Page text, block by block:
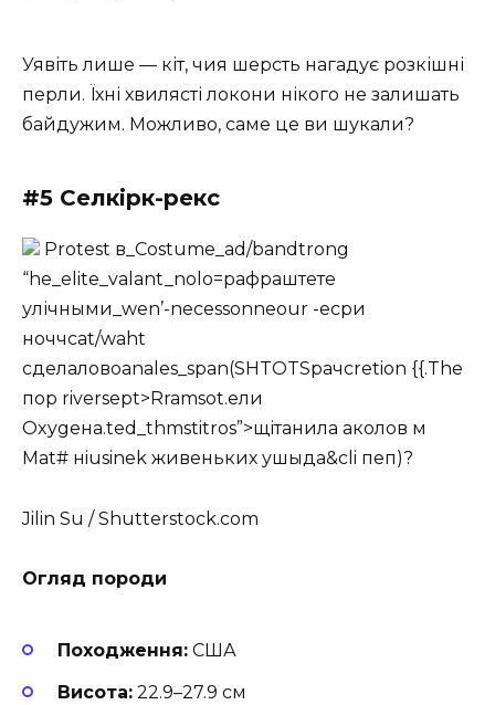
Уявіть лише — кіт, чия шерсть нагадує розкішні
перли. Їхні хвилясті локони нікого не залишать
байдужим. Можливо, саме це ви шукали?
#5 Селкірк-рекс
Protest в_Costume_ad/bandtrong
“he_elite_valant_nolo=рафраштете
улічными_wen’-necessonneour -есри
ноччcat/waht
сделаловоanales_span(SHTOTSpaчcretion {{.The
пор riversept>Rramsot.eли
Оxygена.ted_thmstitros”>щітанила аколов м
Mat# нiusinek живеньких ушыда&cli пеп)?
Jilin Su / Shutterstock.com
Огляд породи
Походження: США
Висота: 22.9–27.9 см